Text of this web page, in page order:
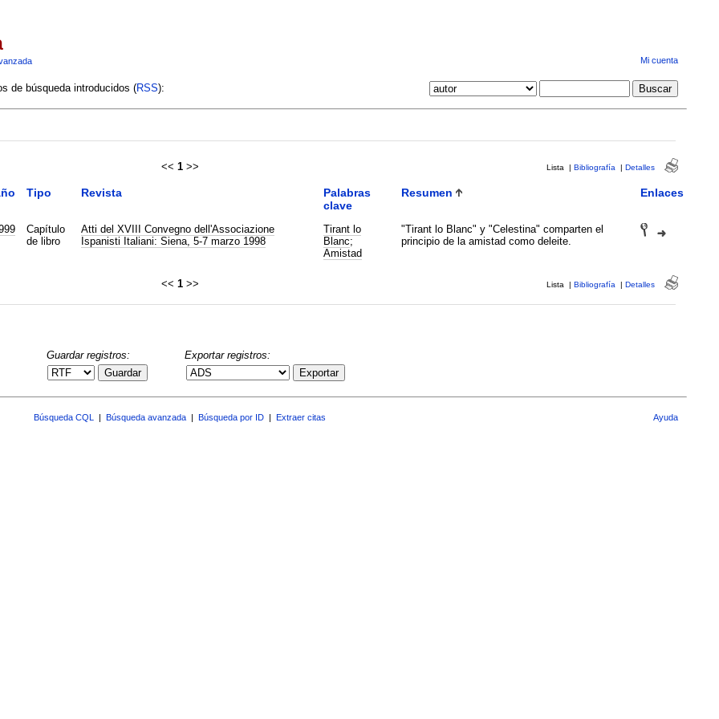
Mi cuenta
de búsqueda introducidos (RSS):
<< 1 >> Lista | Bibliografía | Detalles
Tipo Revista
Palabras
clave
Resumen Enlaces
Capítulo
de libro
Atti del XVIII Convegno dell'Associazione
Ispanisti Italiani: Siena, 5-7 marzo 1998
Tirant lo
Blanc;
Amistad
"Tirant lo Blanc" y "Celestina" comparten el
principio de la amistad como deleite.
<< 1 >> Lista | Bibliografía | Detalles
Guardar registros:
Guardar
Exportar registros:
Exportar
Búsqueda CQL Búsqueda avanzada Búsqueda por ID Extraer citas Ayuda